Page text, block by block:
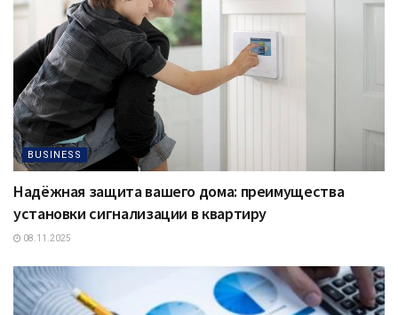
BUSINESS
Надёжная защита вашего дома: преимущества
установки сигнализации в квартиру
08.11.2025